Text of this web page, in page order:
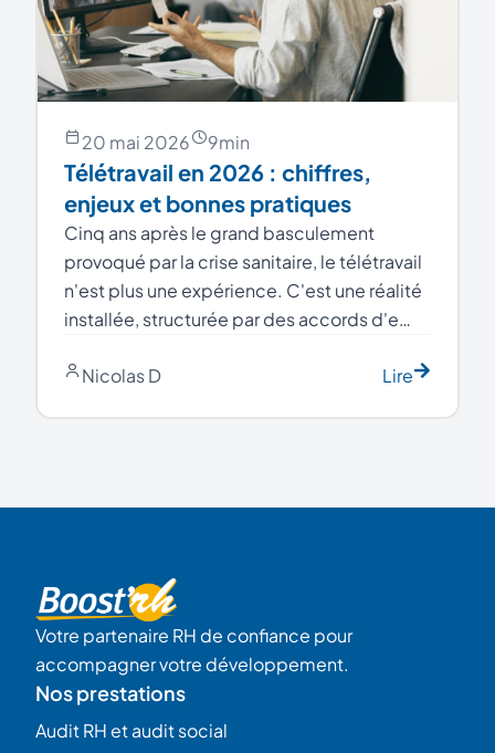
20 mai 2026 9min
Télétravail en 2026 : chiffres,
enjeux et bonnes pratiques
Cinq ans après le grand basculement
provoqué par la crise sanitaire, le télétravail
n'est plus une expérience. C'est une réalité
installée, structurée par des accords d'e…
Nicolas D Lire
Votre partenaire RH de confiance pour
accompagner votre développement.
Nos prestations
Audit RH et audit social